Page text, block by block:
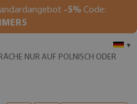
-5% Code:
▾
NUR AUF POLNISCH ODER